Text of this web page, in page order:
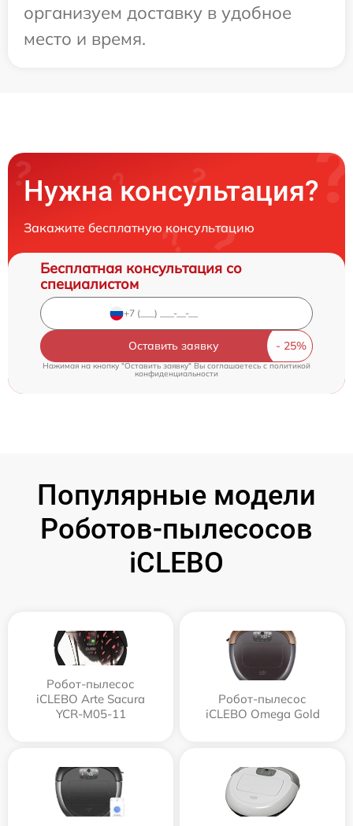
организуем доставку в удобное
место и время.
Нужна консультация?
Закажите бесплатную консультацию
Бесплатная консультация со
специалистом
Оставить заявку
Нажимая на кнопку "Оставить заявку" Вы соглашаетесь cполитикой
конфиденциальности
Популярные модели
Роботов-пылесосов
iCLEBO
Робот-пылесос
iCLEBO Arte Sacura
YCR-M05-11
Робот-пылесос
iCLEBO Omega Gold